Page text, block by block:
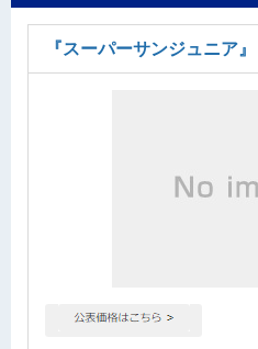
『スーパーサンジュニア』